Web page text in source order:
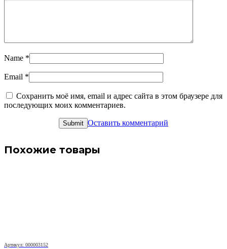
Name *
Email *
Сохранить моё имя, email и адрес сайта в этом браузере для
последующих моих комментариев.
Оставить комментарий
Похожие товары
Артикул: 000003152